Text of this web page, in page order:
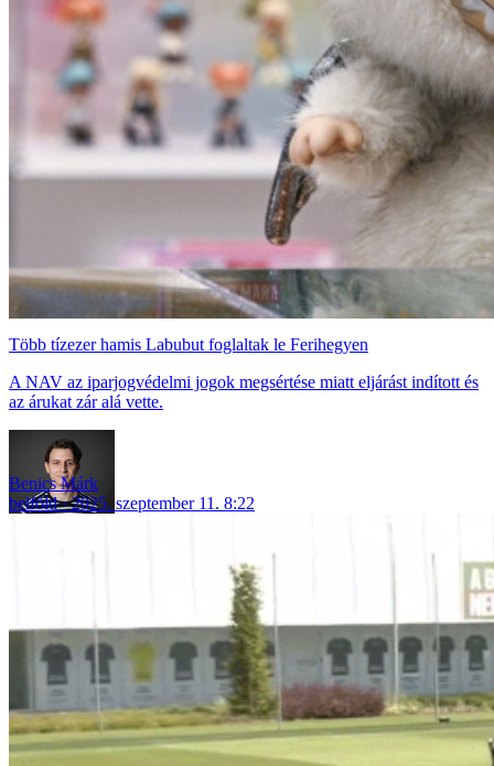
Több tízezer hamis Labubut foglaltak le Ferihegyen
A NAV az iparjogvédelmi jogok megsértése miatt eljárást indított és
az árukat zár alá vette.
Benics Márk
belföld
2025. szeptember 11. 8:22